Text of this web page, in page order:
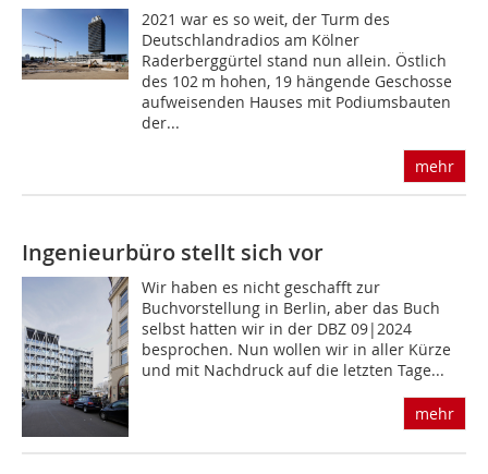
2021 war es so weit, der Turm des
Deutschlandradios am Kölner
Raderberggürtel stand nun allein. Östlich
des 102 m hohen, 19 hängende Geschosse
aufweisenden Hauses mit Podiumsbauten
der...
mehr
Ingenieurbüro stellt sich vor
Wir haben es nicht geschafft zur
Buchvorstellung in Berlin, aber das Buch
selbst hatten wir in der DBZ 09|2024
besprochen. Nun wollen wir in aller Kürze
und mit Nachdruck auf die letzten Tage...
mehr